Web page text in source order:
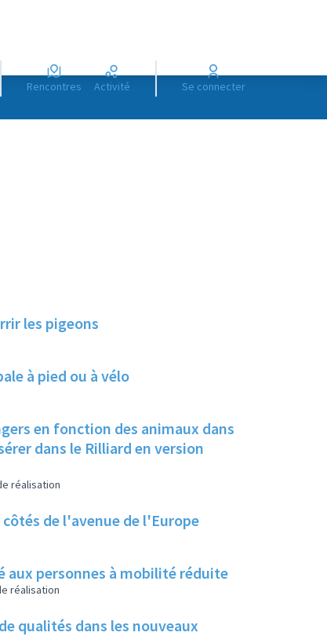
Rencontres Activité Se connecter
les pigeons
à pied ou à vélo
en fonction des animaux dans
dans le Rilliard en version
réalisation
de l'avenue de l'Europe
aux personnes à mobilité réduite
réalisation
qualités dans les nouveaux